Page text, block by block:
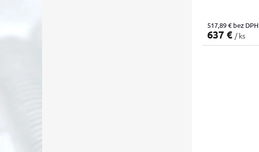
517,89 € bez DPH
637 € / ks